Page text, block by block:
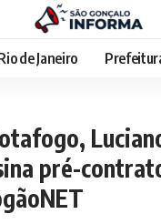
de Janeiro
pré-